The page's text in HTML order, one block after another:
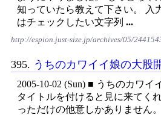
知っていたら教えて下さい。 入
はチェックしたい文字列 ...
http://espion.just-size.jp/archives/05/
395. うちのカワイイ娘の大股
2005-10-02 (Sun) ■ うちのカワ
タイトルを付けると見に来てく
っただけの他意しかありません。